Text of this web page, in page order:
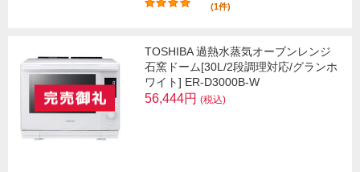
(1件)
TOSHIBA 過熱水蒸気オーブンレンジ
石窯ドーム[30L/2段調理対応/グランホ
ワイト] ER-D3000B-W
56,444円 (税込)